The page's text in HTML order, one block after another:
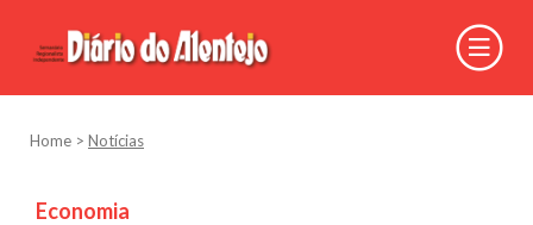
Home > Notícias
Economia